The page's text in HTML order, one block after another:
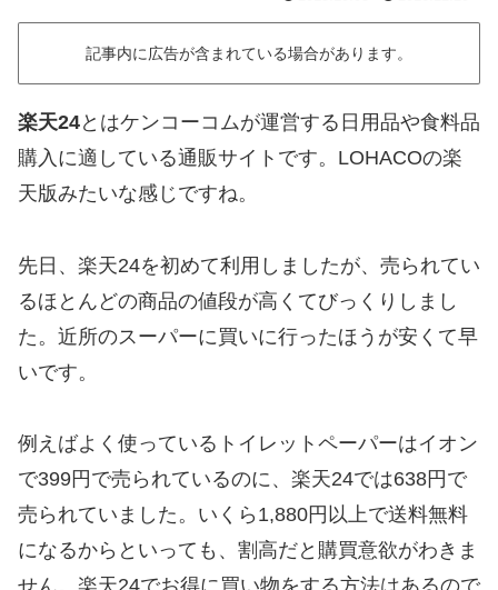
記事内に広告が含まれている場合があります。
楽天24とはケンコーコムが運営する日用品や食料品
購入に適している通販サイトです。LOHACOの楽
天版みたいな感じですね。
先日、楽天24を初めて利用しましたが、売られてい
るほとんどの商品の値段が高くてびっくりしまし
た。近所のスーパーに買いに行ったほうが安くて早
いです。
例えばよく使っているトイレットペーパーはイオン
で399円で売られているのに、楽天24では638円で
売られていました。いくら1,880円以上で送料無料
になるからといっても、割高だと購買意欲がわきま
せん。楽天24でお得に買い物をする方法はあるので